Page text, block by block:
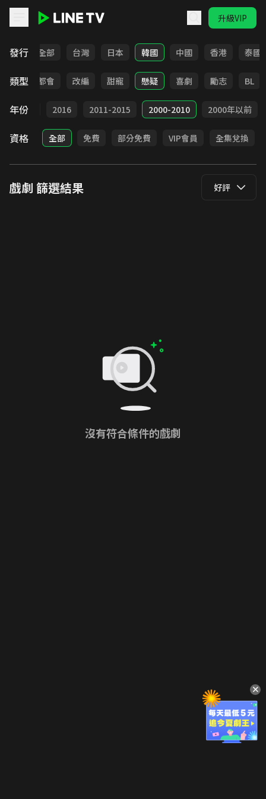
升級VIP
發行 全部 台灣 日本 韓國 中國 香港 泰國
類型
愛情 都會 改編 甜寵 懸疑 喜劇 勵志 BL
年份
2017 2016 2011-2015 2000-2010 2000年以前
資格 全部 免費 部分免費 VIP會員 全集兌換
戲劇 篩選結果 好評
沒有符合條件的戲劇